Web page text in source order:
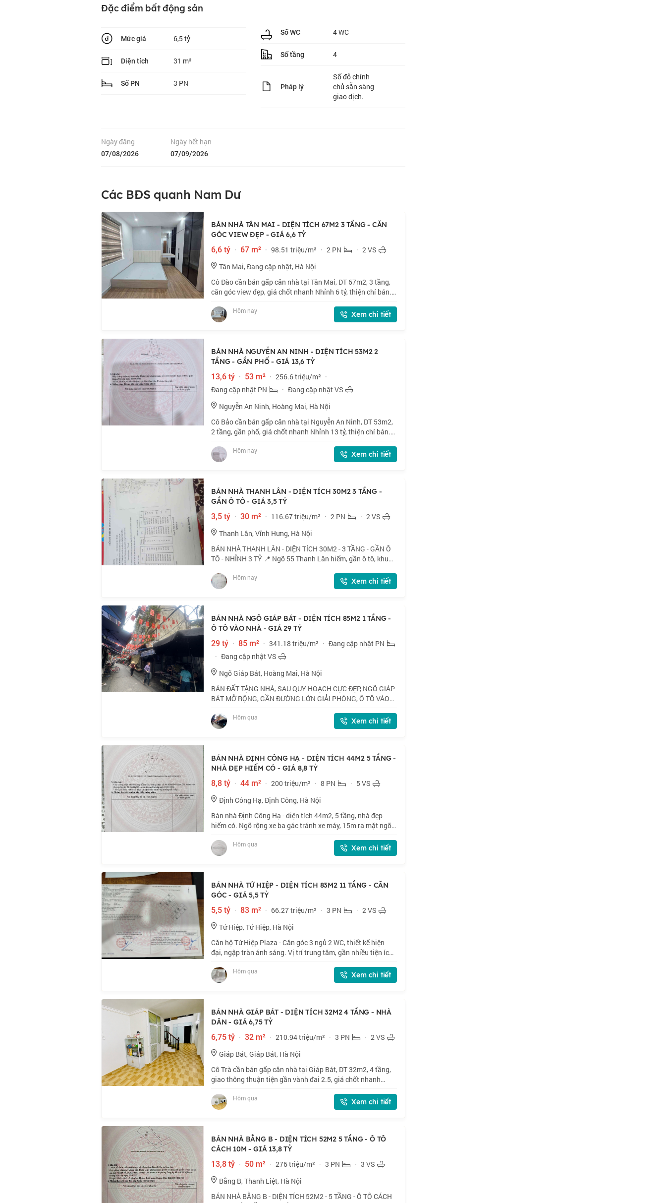
Đặc điểm bất động sản
Mức giá 6,5 tỷ
Diện tích 31 m²
Số PN 3 PN
Số WC 4 WC
Số tầng 4
Pháp lý
Sổ đỏ chính
chủ sẵn sàng
giao dịch.
Ngày đăng
07/08/2026
Ngày hết hạn
07/09/2026
Các BĐS quanh Nam Dư
BÁN NHÀ TÂN MAI - DIỆN TÍCH 67M2 3 TẦNG - CĂN
GÓC VIEW ĐẸP - GIÁ 6,6 TỶ
6,6 tỷ · 67 m² · 98.51 triệu/m² · 2 PN · 2 VS
Tân Mai, Đang cập nhật, Hà Nội
Cô Đào cần bán gấp căn nhà tại Tân Mai, DT 67m2, 3 tầng,
căn góc view đẹp, giá chốt nhanh Nhỉnh 6 tỷ, thiện chí bán.
ngả, tiện ích bạt ngàn. 🏠 67m
Hôm nay Xem chi tiết
BÁN NHÀ NGUYỄN AN NINH - DIỆN TÍCH 53M2 2
TẦNG - GẦN PHỐ - GIÁ 13,6 TỶ
13,6 tỷ · 53 m² · 256.6 triệu/m² ·
Đang cập nhật PN
· Đang cập nhật VS
Nguyễn An Ninh, Hoàng Mai, Hà Nội
Cô Bảo cần bán gấp căn nhà tại Nguyễn An Ninh, DT 53m2,
2 tầng, gần phố, giá chốt nhanh Nhỉnh 13 tỷ, thiện chí bán.
53m2 x 2 tầng, mặt tiền 3.4m.
Hôm nay Xem chi tiết
BÁN NHÀ THANH LÂN - DIỆN TÍCH 30M2 3 TẦNG -
GẦN Ô TÔ - GIÁ 3,5 TỶ
3,5 tỷ · 30 m² · 116.67 triệu/m² · 2 PN · 2 VS
Thanh Lân, Vĩnh Hưng, Hà Nội
BÁN NHÀ THANH LÂN - DIỆN TÍCH 30M2 - 3 TẦNG - GẦN Ô
TÔ - NHỈNH 3 TỶ 📍 Ngõ 55 Thanh Lân hiếm, gần ô tô, khu
tầng, mặt tiền 4m. 💰 Nhỉnh 3 tỷ. 📜 Sổ đ
Hôm nay Xem chi tiết
BÁN NHÀ NGÕ GIÁP BÁT - DIỆN TÍCH 85M2 1 TẦNG -
Ô TÔ VÀO NHÀ - GIÁ 29 TỶ
29 tỷ · 85 m² · 341.18 triệu/m² · Đang cập nhật PN
· Đang cập nhật VS
Ngõ Giáp Bát, Hoàng Mai, Hà Nội
BÁN ĐẤT TẶNG NHÀ, SAU QUY HOẠCH CỰC ĐẸP, NGÕ GIÁP
BÁT MỞ RỘNG, GẦN ĐƯỜNG LỚN GIẢI PHÓNG, Ô TÔ VÀO
Hai Bà Trưng - Hoàng Mai. Trước nhà đường lớn sắ
Hôm qua Xem chi tiết
BÁN NHÀ ĐỊNH CÔNG HẠ - DIỆN TÍCH 44M2 5 TẦNG -
NHÀ ĐẸP HIẾM CÓ - GIÁ 8,8 TỶ
8,8 tỷ · 44 m² · 200 triệu/m² · 8 PN · 5 VS
Định Công Hạ, Định Công, Hà Nội
Bán nhà Định Công Hạ - diện tích 44m2, 5 tầng, nhà đẹp
hiếm có. Ngõ rộng xe ba gác tránh xe máy, 15m ra mặt ngõ
triệu/tháng. Phù hợp nhà đầu tư c
Hôm qua Xem chi tiết
BÁN NHÀ TỨ HIỆP - DIỆN TÍCH 83M2 11 TẦNG - CĂN
GÓC - GIÁ 5,5 TỶ
5,5 tỷ · 83 m² · 66.27 triệu/m² · 3 PN · 2 VS
Tứ Hiệp, Tứ Hiệp, Hà Nội
Căn hộ Tứ Hiệp Plaza - Căn góc 3 ngủ 2 WC, thiết kế hiện
đại, ngập tràn ánh sáng. Vị trí trung tâm, gần nhiều tiện ích
đỏ cất két, giao dịch
Hôm qua Xem chi tiết
BÁN NHÀ GIÁP BÁT - DIỆN TÍCH 32M2 4 TẦNG - NHÀ
DÂN - GIÁ 6,75 TỶ
6,75 tỷ · 32 m² · 210.94 triệu/m² · 3 PN · 2 VS
Giáp Bát, Giáp Bát, Hà Nội
Cô Trà cần bán gấp căn nhà tại Giáp Bát, DT 32m2, 4 tầng,
giao thông thuận tiện gần vành đai 2.5, giá chốt nhanh
🏠 32m2 x 4 tầng, mặt tiền 3
Hôm qua Xem chi tiết
BÁN NHÀ BẰNG B - DIỆN TÍCH 52M2 5 TẦNG - Ô TÔ
CÁCH 10M - GIÁ 13,8 TỶ
13,8 tỷ · 50 m² · 276 triệu/m² · 3 PN · 3 VS
Bằng B, Thanh Liệt, Hà Nội
BÁN NHÀ BẰNG B - DIỆN TÍCH 52M2 - 5 TẦNG - Ô TÔ CÁCH